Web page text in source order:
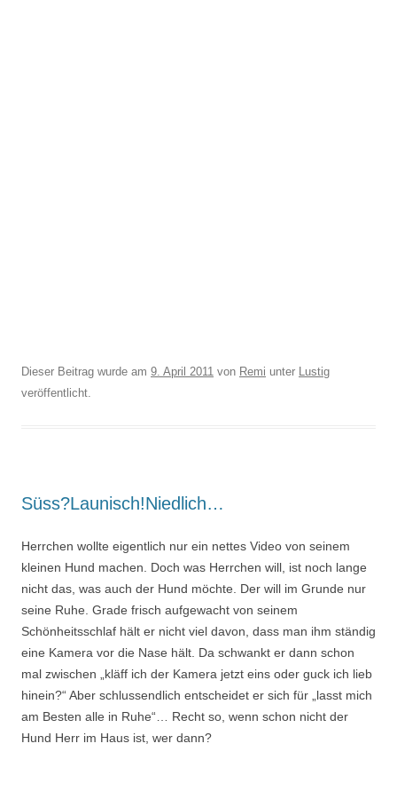
Dieser Beitrag wurde am 9. April 2011 von Remi unter Lustig
veröffentlicht.
Süss?Launisch!Niedlich…
Herrchen wollte eigentlich nur ein nettes Video von seinem
kleinen Hund machen. Doch was Herrchen will, ist noch lange
nicht das, was auch der Hund möchte. Der will im Grunde nur
seine Ruhe. Grade frisch aufgewacht von seinem
Schönheitsschlaf hält er nicht viel davon, dass man ihm ständig
eine Kamera vor die Nase hält. Da schwankt er dann schon
mal zwischen „kläff ich der Kamera jetzt eins oder guck ich lieb
hinein?“ Aber schlussendlich entscheidet er sich für „lasst mich
am Besten alle in Ruhe“… Recht so, wenn schon nicht der
Hund Herr im Haus ist, wer dann?